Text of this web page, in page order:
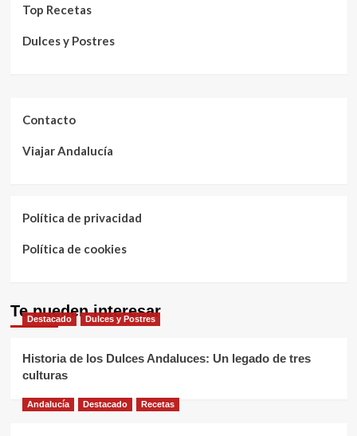
Top Recetas
Dulces y Postres
Contacto
Viajar Andalucía
Política de privacidad
Política de cookies
Te pueden interesar
Destacado Dulces y Postres
Historia de los Dulces Andaluces: Un legado de tres
culturas
Andalucía Destacado Recetas